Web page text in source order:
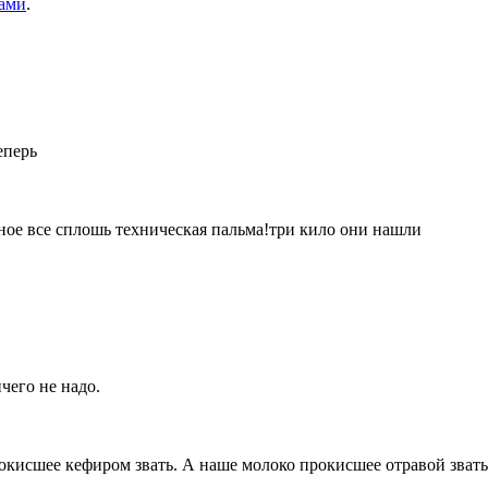
.
все сплошь техническая пальма!три кило они нашли
не надо.
кефиром звать. А наше молоко прокисшее отравой